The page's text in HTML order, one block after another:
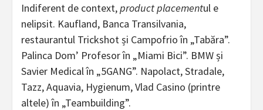
Indiferent de context,product placementul e
nelipsit. Kaufland, Banca Transilvania,
restaurantul Trickshot și Campofrio în „Tabăra”.
Palinca Dom’ Profesor în „Miami Bici”. BMW și
Savier Medical în „5GANG”. Napolact, Stradale,
Tazz, Aquavia, Hygienum, Vlad Casino (printre
altele) în „Teambuilding”.